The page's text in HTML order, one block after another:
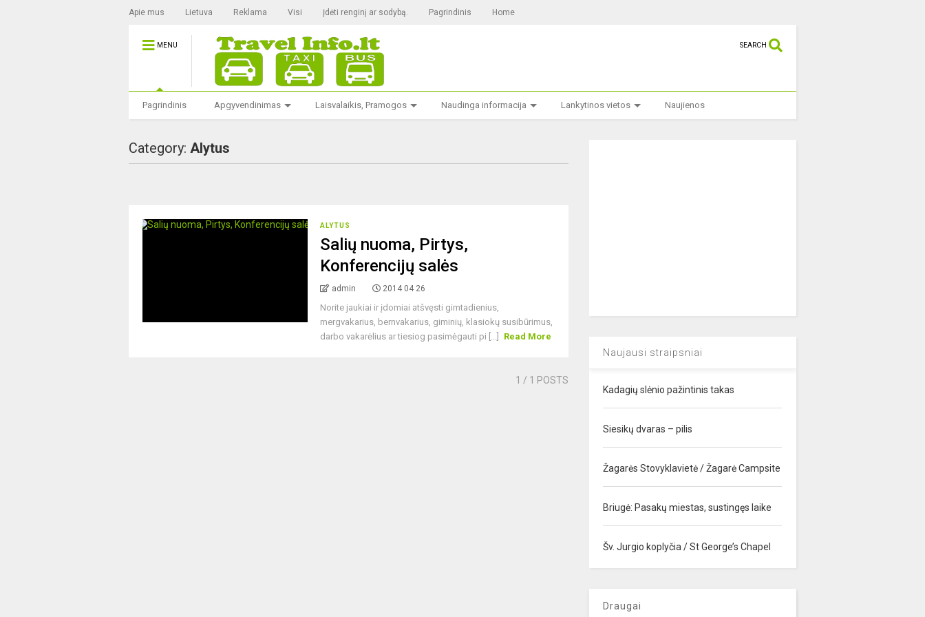
Apie mus Lietuva Reklama Visi Įdėti renginį ar sodybą. Pagrindinis Home
MENU SEARCH
Pagrindinis Apgyvendinimas Laisvalaikis, Pramogos Naudinga informacija Lankytinos vietos Naujienos
Category: Alytus
ALYTUS
Salių nuoma, Pirtys,
Konferencijų salės
admin 2014 04 26
Norite jaukiai ir įdomiai atšvęsti gimtadienius,
mergvakarius, bernvakarius, giminių, klasiokų susibūrimus,
darbo vakarėlius ar tiesiog pasimėgauti pi [...]
Read More
1 / 1 POSTS
Naujausi straipsniai
Kadagių slėnio pažintinis takas
Siesikų dvaras – pilis
Žagarės Stovyklavietė / Žagarė Campsite
Briugė: Pasakų miestas, sustingęs laike
Šv. Jurgio koplyčia / St George’s Chapel
Draugai